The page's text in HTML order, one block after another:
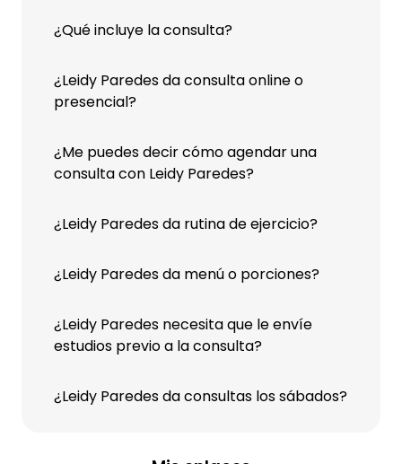
¿Qué incluye la consulta?
¿Leidy Paredes da consulta online o
presencial?
¿Me puedes decir cómo agendar una
consulta con Leidy Paredes?
¿Leidy Paredes da rutina de ejercicio?
¿Leidy Paredes da menú o porciones?
¿Leidy Paredes necesita que le envíe
estudios previo a la consulta?
¿Leidy Paredes da consultas los sábados?